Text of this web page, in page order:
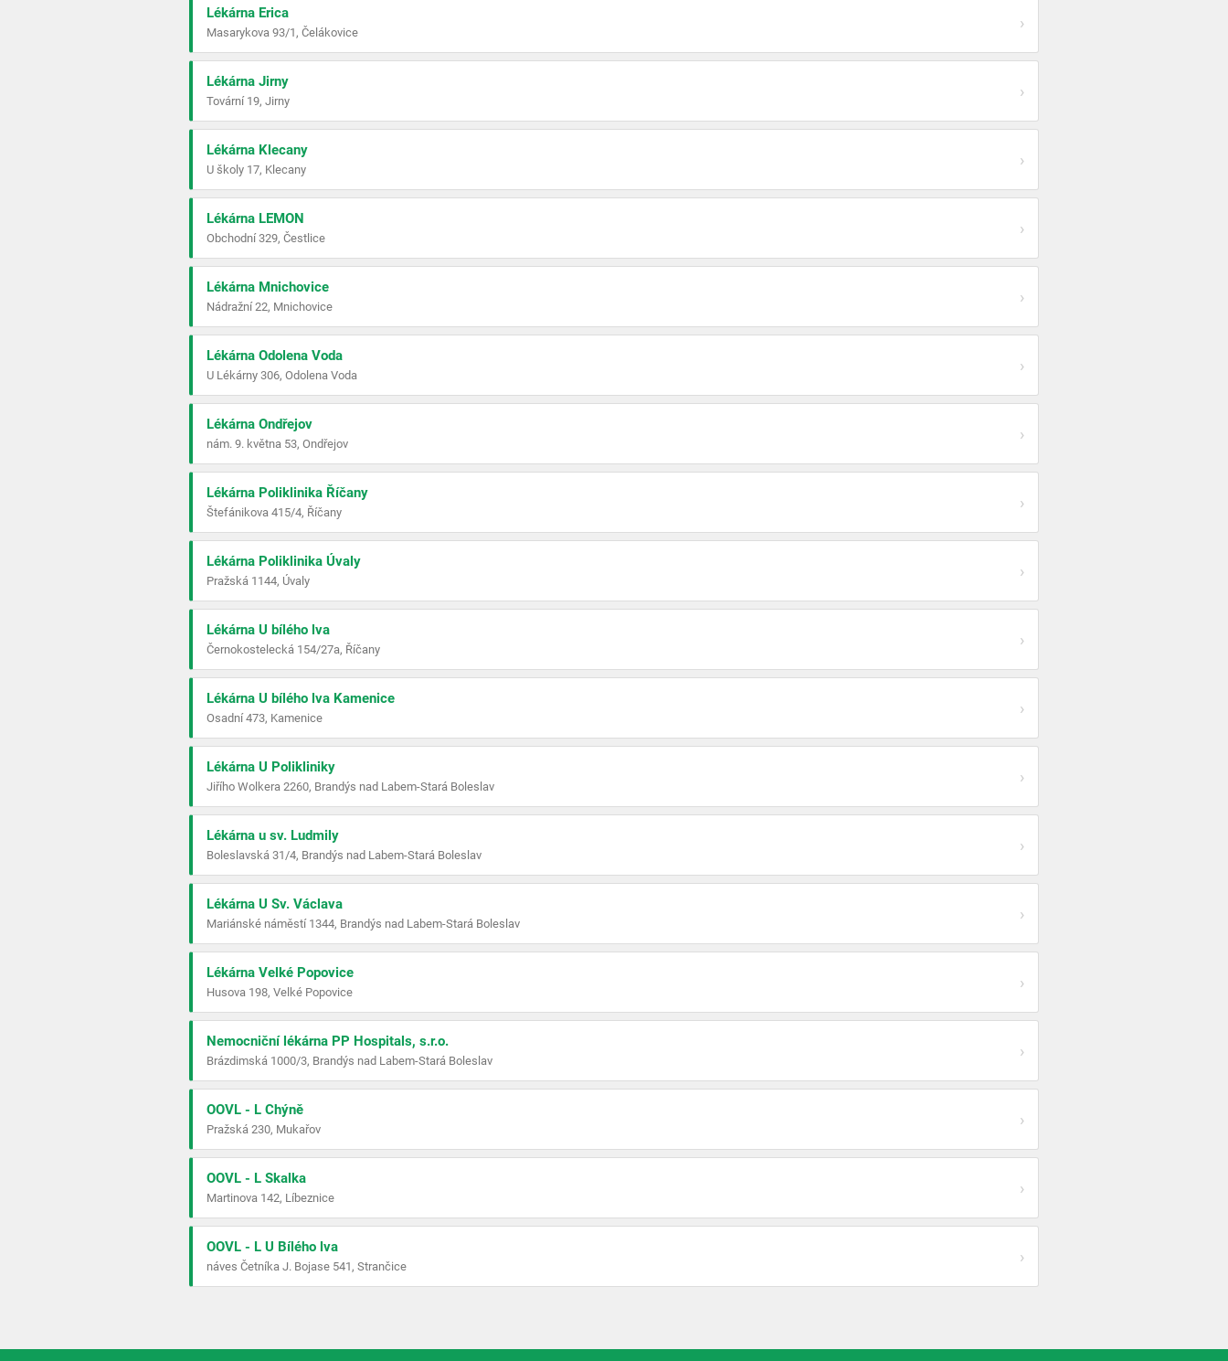
Lékárna Erica
Masarykova 93/1, Čelákovice
›
Lékárna Jirny
Tovární 19, Jirny
›
Lékárna Klecany
U školy 17, Klecany
›
Lékárna LEMON
Obchodní 329, Čestlice
›
Lékárna Mnichovice
Nádražní 22, Mnichovice
›
Lékárna Odolena Voda
U Lékárny 306, Odolena Voda
›
Lékárna Ondřejov
nám. 9. května 53, Ondřejov
›
Lékárna Poliklinika Říčany
Štefánikova 415/4, Říčany
›
Lékárna Poliklinika Úvaly
Pražská 1144, Úvaly
›
Lékárna U bílého lva
Černokostelecká 154/27a, Říčany
›
Lékárna U bílého lva Kamenice
Osadní 473, Kamenice
›
Lékárna U Polikliniky
Jiřího Wolkera 2260, Brandýs nad Labem-Stará Boleslav
›
Lékárna u sv. Ludmily
Boleslavská 31/4, Brandýs nad Labem-Stará Boleslav
›
Lékárna U Sv. Václava
Mariánské náměstí 1344, Brandýs nad Labem-Stará Boleslav
›
Lékárna Velké Popovice
Husova 198, Velké Popovice
›
Nemocniční lékárna PP Hospitals, s.r.o.
Brázdimská 1000/3, Brandýs nad Labem-Stará Boleslav
›
OOVL - L Chýně
Pražská 230, Mukařov
›
OOVL - L Skalka
Martinova 142, Líbeznice
›
OOVL - L U Bílého lva
náves Četníka J. Bojase 541, Strančice
›